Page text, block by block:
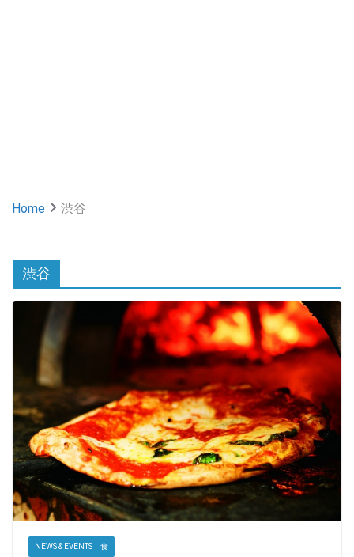
Home 渋谷
渋谷
NEWS & EVENTS 食